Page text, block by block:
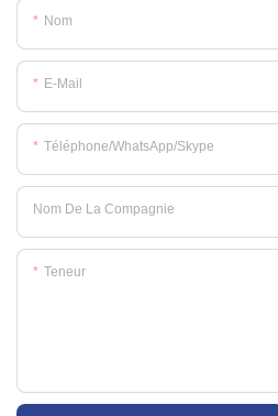
Nom
E-Mail
Téléphone/WhatsApp/Skype
Nom De La Compagnie
Teneur